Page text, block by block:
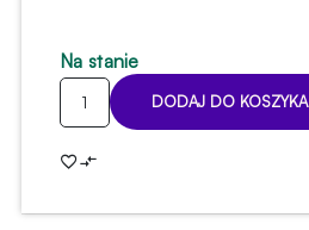
Na stanie
ilość
Cybuch
Raas
DODAJ DO KOSZYKA